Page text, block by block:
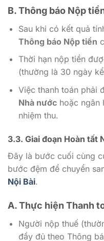
B. Thông báo Nộp
Sau khi có kết quả
Thông báo Nộp tiền
Thời hạn nộp tiền
(thường là 30 ngày
Việc thanh toán phải
Nhà nướchoặc ngân
nhiệm thu.
3.3. Giai đoạn Hoàn tất
Đây là bước cuối cùng
bước đệm để chuyển
Nội Bài.
A. Thực hiện Thanh
Người nộp thuế
đầy đủ theo Thông